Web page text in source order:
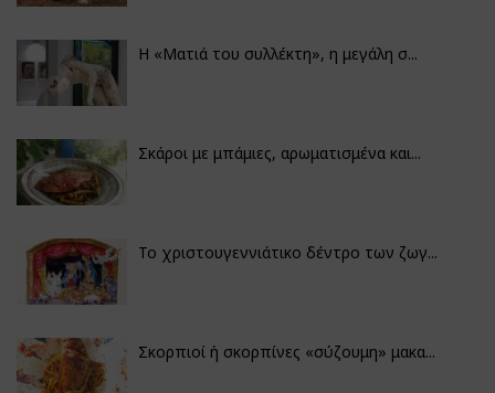
H «Ματιά του συλλέκτη», η μεγάλη σ...
Σκάροι με μπάμιες, αρωματισμένα και...
Το χριστουγεννιάτικο δέντρο των ζωγ...
Σκορπιοί ή σκορπίνες «σύζουμη» μακα...